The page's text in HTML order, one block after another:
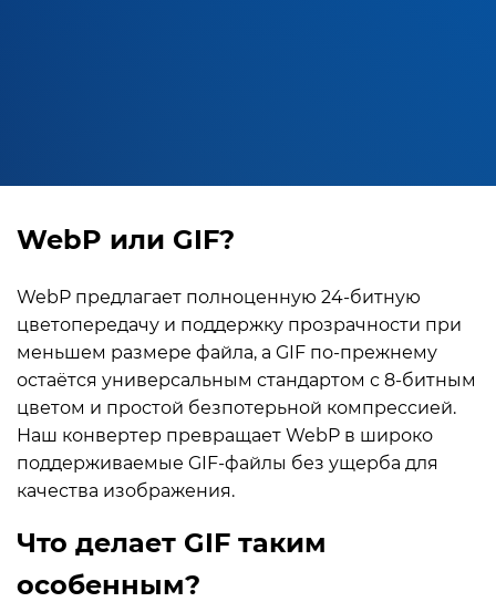
WebP или GIF?
WebP предлагает полноценную 24-битную
цветопередачу и поддержку прозрачности при
меньшем размере файла, а GIF по-прежнему
остаётся универсальным стандартом с 8-битным
цветом и простой без­потерьной компрессией.
Наш конвертер превращает WebP в широко
поддерживаемые GIF-файлы без ущерба для
качества изображения.
Что делает GIF таким
особенным?